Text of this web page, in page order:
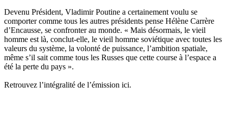
Devenu Président, Vladimir Poutine a certainement voulu se
comporter comme tous les autres présidents pense Hélène Carrère
d’Encausse, se confronter au monde. « Mais désormais, le vieil
homme est là, conclut-elle, le vieil homme soviétique avec toutes les
valeurs du système, la volonté de puissance, l’ambition spatiale,
même s’il sait comme tous les Russes que cette course à l’espace a
été la perte du pays ».
Retrouvez l’intégralité de l’émission ici.